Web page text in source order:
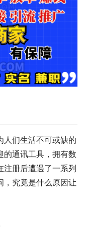
人们生活不可或缺的
的通讯工具，拥有数
注册后遭遇了一系列
，究竟是什么原因让